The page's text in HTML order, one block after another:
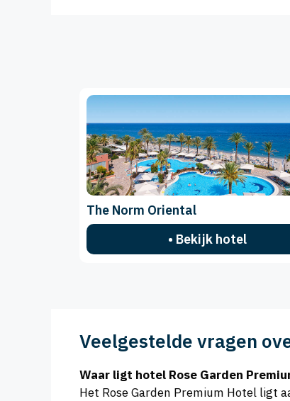
The Norm Oriental
• Bekijk hotel
Veelgestelde vragen
Waar ligt hotel Rose Garden
Het Rose Garden Premium Hotel ligt